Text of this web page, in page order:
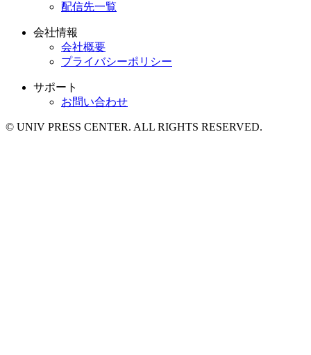
配信先一覧
会社情報
会社概要
プライバシーポリシー
サポート
お問い合わせ
© UNIV PRESS CENTER. ALL RIGHTS RESERVED.